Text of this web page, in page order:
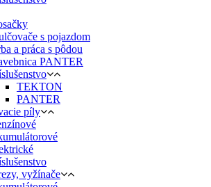
s pojazdom
a práca s pôdou
PANTER
TEKTON
PANTER
píly
vyžínače